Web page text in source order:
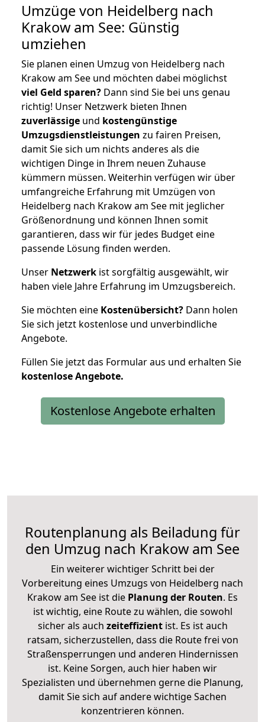
Umzüge von Heidelberg nach
Krakow am See: Günstig
umziehen
Sie planen einen Umzug von Heidelberg nach
Krakow am See und möchten dabei möglichst
viel Geld sparen? Dann sind Sie bei uns genau
richtig! Unser Netzwerk bieten Ihnen
zuverlässige und kostengünstige
Umzugsdienstleistungen zu fairen Preisen,
damit Sie sich um nichts anderes als die
wichtigen Dinge in Ihrem neuen Zuhause
kümmern müssen. Weiterhin verfügen wir über
umfangreiche Erfahrung mit Umzügen von
Heidelberg nach Krakow am See mit jeglicher
Größenordnung und können Ihnen somit
garantieren, dass wir für jedes Budget eine
passende Lösung finden werden.
Unser Netzwerk ist sorgfältig ausgewählt, wir
haben viele Jahre Erfahrung im Umzugsbereich.
Sie möchten eine Kostenübersicht? Dann holen
Sie sich jetzt kostenlose und unverbindliche
Angebote.
Füllen Sie jetzt das Formular aus und erhalten Sie
kostenloseAngebote.
Kostenlose Angebote erhalten
Routenplanung als Beiladung für
den Umzug nach Krakow am See
Ein weiterer wichtiger Schritt bei der
Vorbereitung eines Umzugs von Heidelberg nach
Krakow am See ist die Planung der Routen. Es
ist wichtig, eine Route zu wählen, die sowohl
sicher als auch zeiteffizientist. Es ist auch
ratsam, sicherzustellen, dass die Route frei von
Straßensperrungen und anderen Hindernissen
ist. Keine Sorgen, auch hier haben wir
Spezialisten und übernehmen gerne die Planung,
damit Sie sich auf andere wichtige Sachen
konzentrieren können.